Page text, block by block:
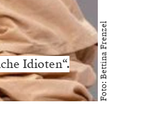
Idioten“. Foto: Bettina Frenzel